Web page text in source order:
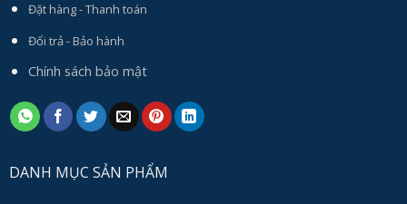
Đặt hàng - Thanh toán
Đổi trả - Bảo hành
Chính sách bảo mật
DANH MỤC SẢN PHẨM